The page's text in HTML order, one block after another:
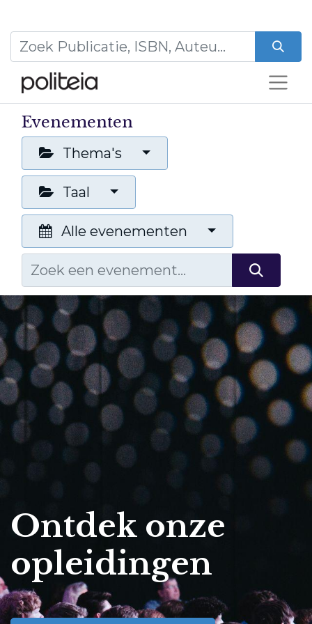
Evenementen
Thema's
Taal
Alle evenementen
Ontdek onze
opleidingen